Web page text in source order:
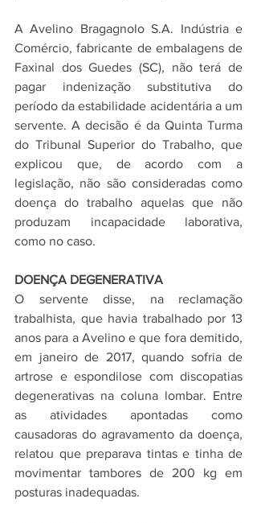
A Avelino Bragagnolo S.A. Indústria e
Comércio, fabricante de embalagens de
Faxinal dos Guedes (SC), não terá de
pagar indenização substitutiva do
período da estabilidade acidentária a um
servente. A decisão é da Quinta Turma
do Tribunal Superior do Trabalho, que
explicou que, de acordo com a
legislação, não são consideradas como
doença do trabalho aquelas que não
produzam incapacidade laborativa,
como no caso.
DOENÇA DEGENERATIVA
O servente disse, na reclamação
trabalhista, que havia trabalhado por 13
anos para a Avelino e que fora demitido,
em janeiro de 2017, quando sofria de
artrose e espondilose com discopatias
degenerativas na coluna lombar. Entre
as atividades apontadas como
causadoras do agravamento da doença,
relatou que preparava tintas e tinha de
movimentar tambores de 200 kg em
posturas inadequadas.